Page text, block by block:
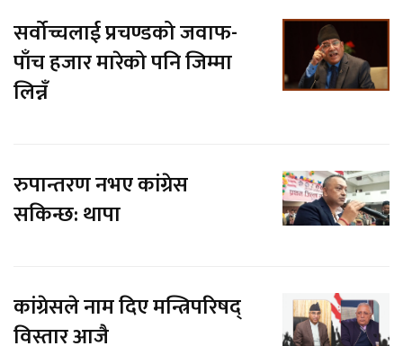
सर्वोच्चलाई प्रचण्डको जवाफ-
पाँच हजार मारेको पनि जिम्मा
लिन्नँ
रुपान्तरण नभए कांग्रेस
सकिन्छ: थापा
कांग्रेसले नाम दिए मन्त्रिपरिषद्
विस्तार आजै